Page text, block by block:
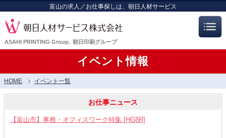
富山の求人／お仕事探しは、朝日人材サービス
ASAHI PRINTING Group. 朝日印刷グループ
イベント情報
HOME イベント一覧
お仕事ニュース
【富山市】事務・オフィスワーク特集 [HG8R]